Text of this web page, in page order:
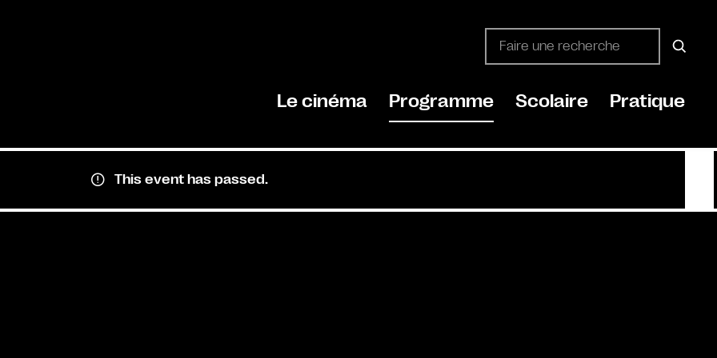
Le cinéma Programme Scolaire Pratique
This event has passed.